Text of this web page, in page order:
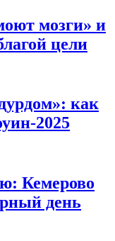
мозги» и
цели
как
2025
Кемерово
день